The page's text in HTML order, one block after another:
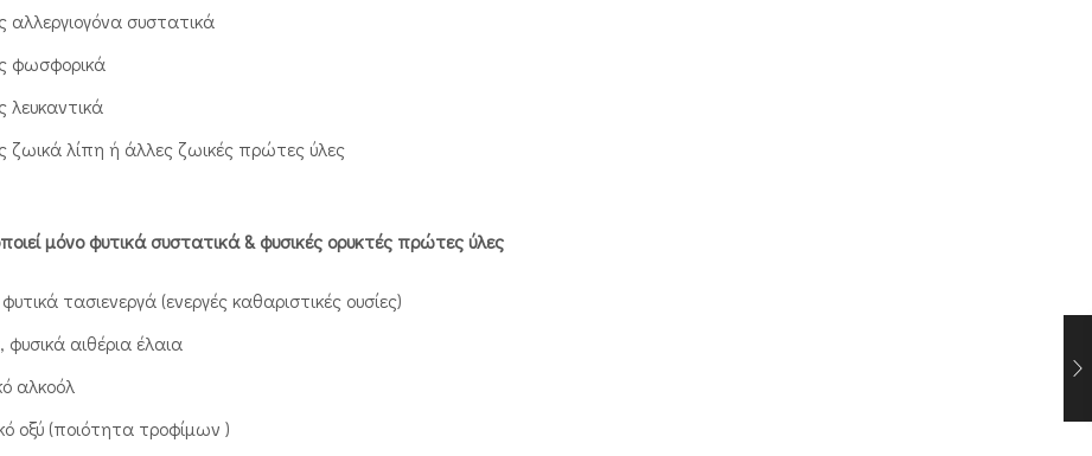
αλλεργιογόνα συστατικά
φωσφορικά
λευκαντικά
ζωικά λίπη ή άλλες ζωικές πρώτες ύλες
μόνο φυτικά συστατικά & φυσικές ορυκτές πρώτες ύλες
τασιενεργά (ενεργές καθαριστικές ουσίες)
φυσικά αιθέρια έλαια
αλκοόλ
οξύ (ποιότητα τροφίμων )